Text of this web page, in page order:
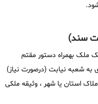
ملک بهمراه دستور مقتم
به شعبه نیابت (درصورت نیاز)
استان یا شهر ، وثیقه ملکی